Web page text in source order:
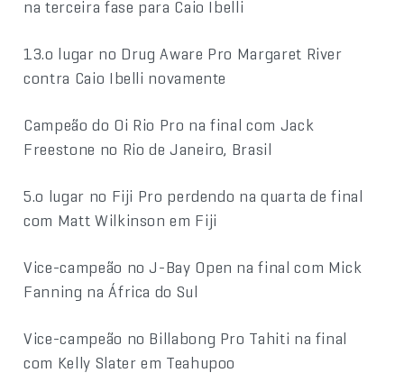
na terceira fase para Caio Ibelli
13.o lugar no Drug Aware Pro Margaret River
contra Caio Ibelli novamente
Campeão do Oi Rio Pro na final com Jack
Freestone no Rio de Janeiro, Brasil
5.o lugar no Fiji Pro perdendo na quarta de final
com Matt Wilkinson em Fiji
Vice-campeão no J-Bay Open na final com Mick
Fanning na África do Sul
Vice-campeão no Billabong Pro Tahiti na final
com Kelly Slater em Teahupoo